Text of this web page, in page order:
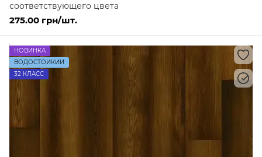
соответствующего цвета
275.00 грн/шт.
НОВИНКА
ВОДОСТОЙКИЙ
32 КЛАСС